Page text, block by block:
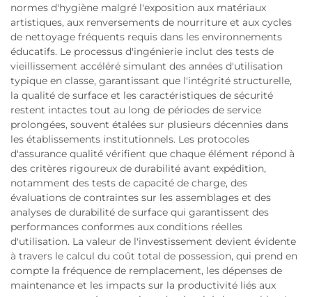
normes d'hygiène malgré l'exposition aux matériaux
artistiques, aux renversements de nourriture et aux cycles
de nettoyage fréquents requis dans les environnements
éducatifs. Le processus d'ingénierie inclut des tests de
vieillissement accéléré simulant des années d'utilisation
typique en classe, garantissant que l'intégrité structurelle,
la qualité de surface et les caractéristiques de sécurité
restent intactes tout au long de périodes de service
prolongées, souvent étalées sur plusieurs décennies dans
les établissements institutionnels. Les protocoles
d'assurance qualité vérifient que chaque élément répond à
des critères rigoureux de durabilité avant expédition,
notamment des tests de capacité de charge, des
évaluations de contraintes sur les assemblages et des
analyses de durabilité de surface qui garantissent des
performances conformes aux conditions réelles
d'utilisation. La valeur de l'investissement devient évidente
à travers le calcul du coût total de possession, qui prend en
compte la fréquence de remplacement, les dépenses de
maintenance et les impacts sur la productivité liés aux